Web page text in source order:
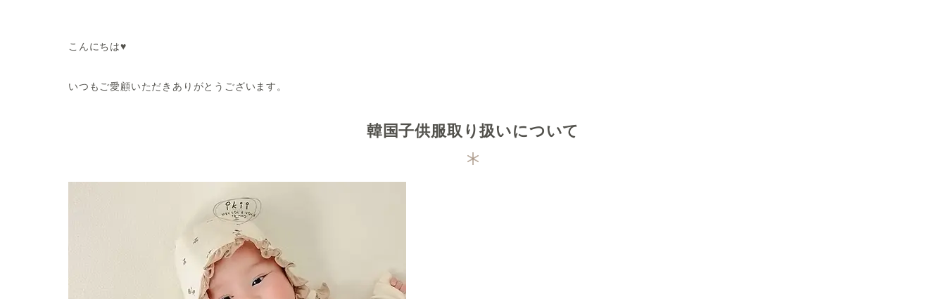
こんにちは♥
いつもご愛顧いただきありがとうございます。
韓国子供服取り扱いについて